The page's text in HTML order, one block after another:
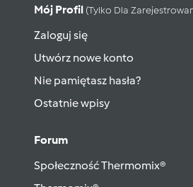
Mój Profil (tylko Dla
Zaloguj się
Utwórz nowe konto
Nie pamiętasz hasła?
Ostatnie wpisy
Forum
Społeczność Thermomix®